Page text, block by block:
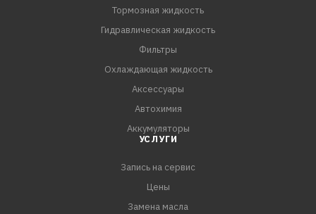
Тормозная жидкость
Гидравлическая жидкость
Фильтры
Охлаждающая жидкость
Аксессуары
Автохимия
Аккумуляторы
УСЛУГИ
Запись на сервис
Цены
Замена масла